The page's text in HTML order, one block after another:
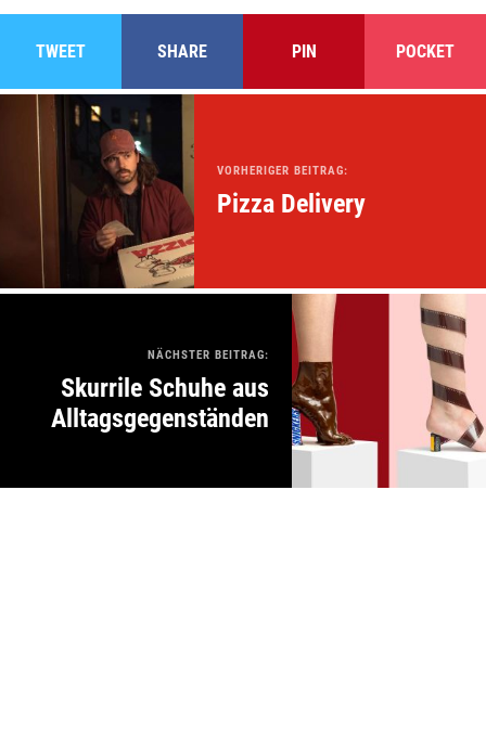
TWEET SHARE PIN POCKET
VORHERIGER BEITRAG:
Pizza Delivery
NÄCHSTER BEITRAG:
Skurrile Schuhe aus
Alltagsgegenständen